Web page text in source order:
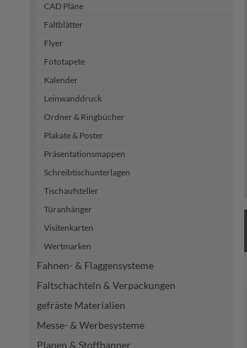
CAD Pläne
Faltblätter
Flyer
Fototapete
Kalender
Leinwanddruck
Ordner & Ringbücher
Plakate & Poster
Präsentationsmappen
Schreibtischunterlagen
Tischaufsteller
Türanhänger
Visitenkarten
Wertmarken
Fahnen- & Flaggensysteme
Faltschachteln & Verpackungen
gefräste Materialien
Messe- & Werbesysteme
Planen & Stoffbanner